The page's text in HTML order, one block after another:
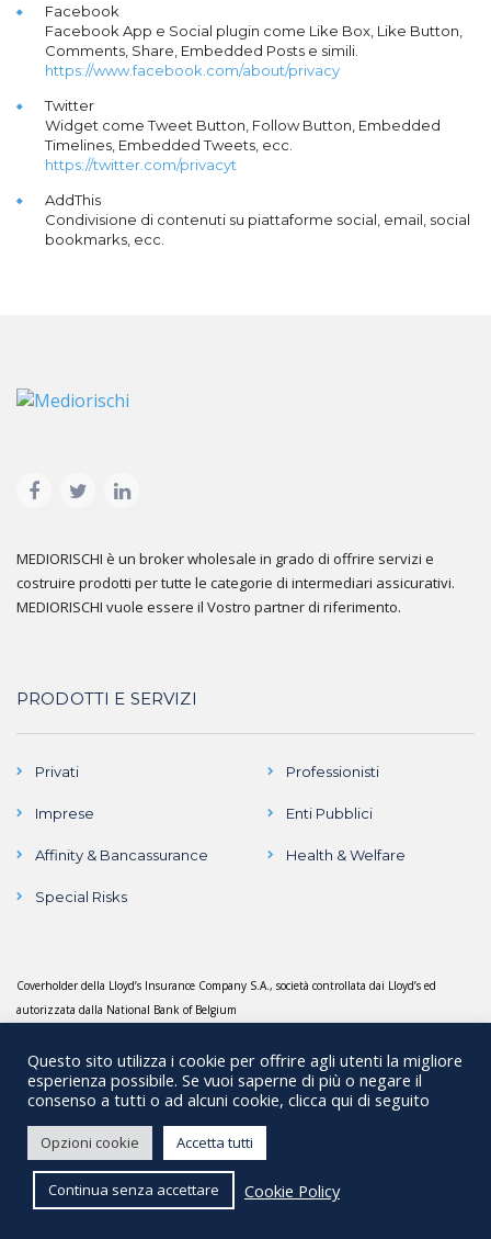
Facebook
Facebook App e Social plugin come Like Box, Like Button,
Comments, Share, Embedded Posts e simili.
https://www.facebook.com/about/privacy
Twitter
Widget come Tweet Button, Follow Button, Embedded
Timelines, Embedded Tweets, ecc.
https://twitter.com/privacyt
AddThis
Condivisione di contenuti su piattaforme social, email, social
bookmarks, ecc.
MEDIORISCHI è un broker wholesale in grado di offrire servizi e
costruire prodotti per tutte le categorie di intermediari assicurativi.
MEDIORISCHI vuole essere il Vostro partner di riferimento.
PRODOTTI E SERVIZI
Privati Professionisti
Imprese Enti Pubblici
Affinity & Bancassurance Health & Welfare
Special Risks
Coverholder della Lloyd’s Insurance Company S.A., società controllata dai Lloyd’s ed
autorizzata dalla National Bank of Belgium
Copyright © 2018 Mediorischi Srl. All rights reserved | C.F.
07784390010 - P.IVA 13208960156 - REA 07784390010 | Iscrizione al
registro Unico degli Intermediari n° B000128535. Capitale Sociale €
120.360,00 interamente versato |Privacy Policy
Powered by
Questo sito utilizza i cookie per offrire agli utenti la migliore
esperienza possibile. Se vuoi saperne di più o negare il
consenso a tutti o ad alcuni cookie, clicca qui di seguito
Opzioni cookie Accetta tutti
Continua senza accettare Cookie Policy